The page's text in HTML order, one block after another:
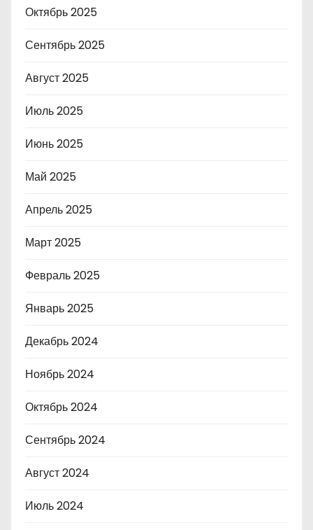
Октябрь 2025
Сентябрь 2025
Август 2025
Июль 2025
Июнь 2025
Май 2025
Апрель 2025
Март 2025
Февраль 2025
Январь 2025
Декабрь 2024
Ноябрь 2024
Октябрь 2024
Сентябрь 2024
Август 2024
Июль 2024